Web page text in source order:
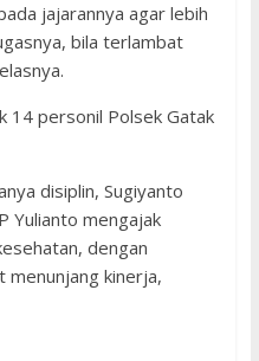
jajarannya agar lebih
bila terlambat
14 personil Polsek Gatak
disiplin, Sugiyanto
Yulianto mengajak
dengan
menunjang kinerja,